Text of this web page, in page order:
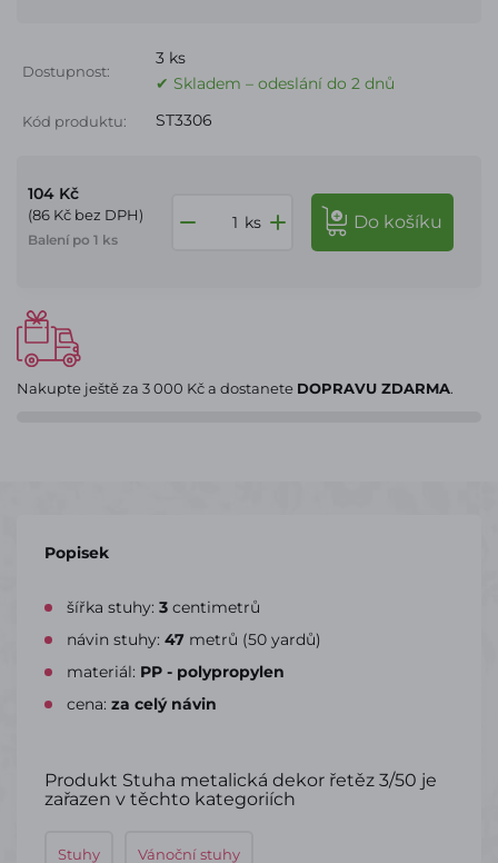
Dostupnost:
3 ks
✔ Skladem – odeslání do 2 dnů
Kód produktu: ST3306
104 Kč
(86 Kč bez DPH)
Balení po 1 ks
ks do košíku
Nakupte ještě za 3 000 Kča dostanete DOPRAVU ZDARMA.
Popisek
šířka stuhy: 3 centimetrů
návin stuhy: 47 metrů (50 yardů)
materiál: PP - polypropylen
cena: za celý návin
Produkt Stuha metalická dekor řetěz 3/50 je
zařazen v těchto kategoriích
Stuhy Vánoční stuhy